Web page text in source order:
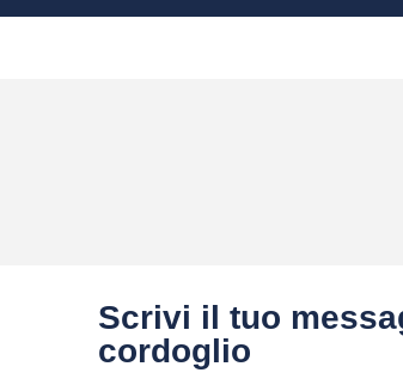
Scrivi il tuo
cordoglio